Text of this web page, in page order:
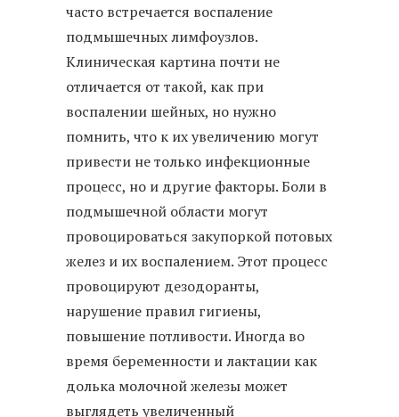
часто встречается воспаление
подмышечных лимфоузлов.
Клиническая картина почти не
отличается от такой, как при
воспалении шейных, но нужно
помнить, что к их увеличению могут
привести не только инфекционные
процесс, но и другие факторы. Боли в
подмышечной области могут
провоцироваться закупоркой потовых
желез и их воспалением. Этот процесс
провоцируют дезодоранты,
нарушение правил гигиены,
повышение потливости. Иногда во
время беременности и лактации как
долька молочной железы может
выглядеть увеличенный